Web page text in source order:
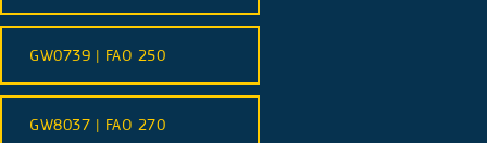
GW0739 | FAO 250
GW8037 | FAO 270